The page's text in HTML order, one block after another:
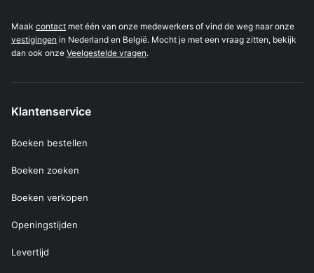
Maak contact met één van onze medewerkers of vind de weg naar onze
vestigingen in Nederland en België. Mocht je met een vraag zitten, bekijk
dan ook onze Veelgestelde vragen.
Klantenservice
Boeken bestellen
Boeken zoeken
Boeken verkopen
Openingstijden
Levertijd